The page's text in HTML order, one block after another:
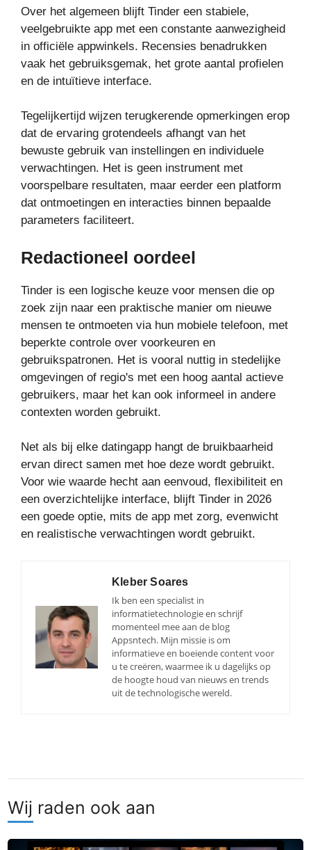
Over het algemeen blijft Tinder een stabiele,
veelgebruikte app met een constante aanwezigheid
in officiële appwinkels. Recensies benadrukken
vaak het gebruiksgemak, het grote aantal profielen
en de intuïtieve interface.
Tegelijkertijd wijzen terugkerende opmerkingen erop
dat de ervaring grotendeels afhangt van het
bewuste gebruik van instellingen en individuele
verwachtingen. Het is geen instrument met
voorspelbare resultaten, maar eerder een platform
dat ontmoetingen en interacties binnen bepaalde
parameters faciliteert.
Redactioneel oordeel
Tinder is een logische keuze voor mensen die op
zoek zijn naar een praktische manier om nieuwe
mensen te ontmoeten via hun mobiele telefoon, met
beperkte controle over voorkeuren en
gebruikspatronen. Het is vooral nuttig in stedelijke
omgevingen of regio's met een hoog aantal actieve
gebruikers, maar het kan ook informeel in andere
contexten worden gebruikt.
Net als bij elke datingapp hangt de bruikbaarheid
ervan direct samen met hoe deze wordt gebruikt.
Voor wie waarde hecht aan eenvoud, flexibiliteit en
een overzichtelijke interface, blijft Tinder in 2026
een goede optie, mits de app met zorg, evenwicht
en realistische verwachtingen wordt gebruikt.
Kleber Soares
Ik ben een specialist in
informatietechnologie en schrijf
momenteel mee aan de blog
Appsntech. Mijn missie is om
informatieve en boeiende content voor
u te creëren, waarmee ik u dagelijks op
de hoogte houd van nieuws en trends
uit de technologische wereld.
Wij raden ook aan